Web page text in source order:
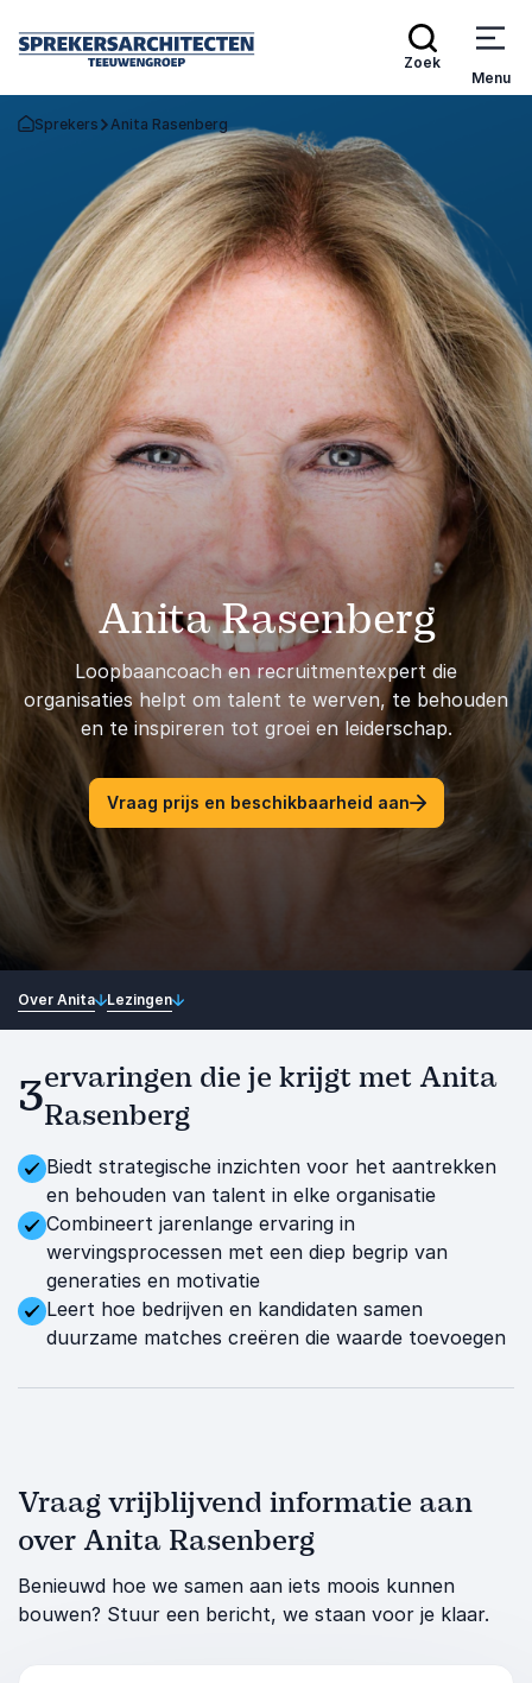
Zoek
Menu
Terug naar de startpagina
Sprekers Anita Rasenberg
Anita Rasenberg
Loopbaancoach en recruitmentexpert die
organisaties helpt om talent te werven, te behouden
en te inspireren tot groei en leiderschap.
Vraag prijs en beschikbaarheid aan
Over Anita Lezingen
3ervaringen die je krijgt met Anita
Rasenberg
Biedt strategische inzichten voor het aantrekken
en behouden van talent in elke organisatie
Combineert jarenlange ervaring in
wervingsprocessen met een diep begrip van
generaties en motivatie
Leert hoe bedrijven en kandidaten samen
duurzame matches creëren die waarde toevoegen
Vraag vrijblijvend informatie aan
over Anita Rasenberg
Benieuwd hoe we samen aan iets moois kunnen
bouwen? Stuur een bericht, we staan voor je klaar.